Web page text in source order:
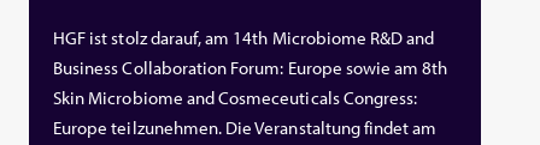
HGF ist stolz darauf, am 14th Microbiome R&D and
Business Collaboration Forum: Europe sowie am 8th
Skin Microbiome and Cosmeceuticals Congress:
Europe teilzunehmen. Die Veranstaltung findet am